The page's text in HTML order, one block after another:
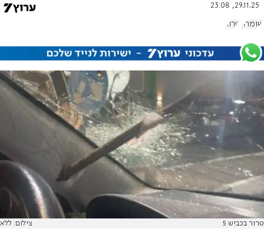
29.11.25, 23:08
שומרון טרור
טרור בכביש 5 צילום: ללא